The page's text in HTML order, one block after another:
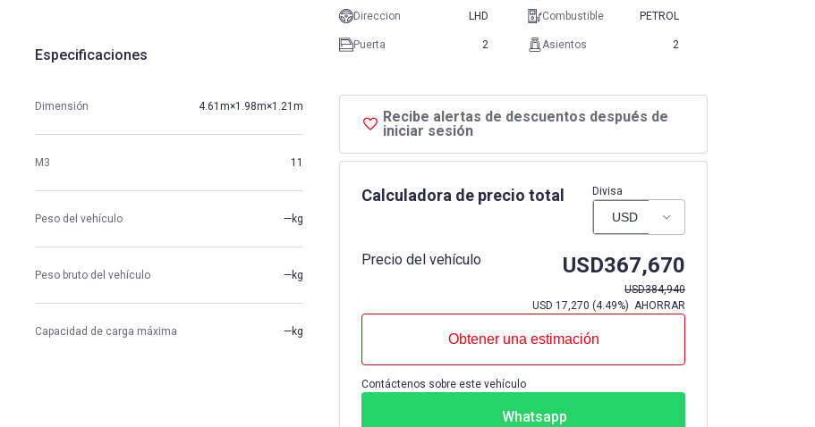
Recibe alertas de descuentos después de
iniciar sesión
Calculadora de precio total Divisa
Precio del vehículo USD367,670
USD384,940
USD 17,270 (4.49%) AHORRAR
Obtener una estimación
Contáctenos sobre este vehículo
Whatsapp
Direccion LHD Combustible PETROL
Puerta 2 Asientos 2
Especificaciones
Dimensión 4.61m×1.98m×1.21m
M3 11
Peso del vehículo —kg
Peso bruto del vehículo —kg
Capacidad de carga máxima —kg